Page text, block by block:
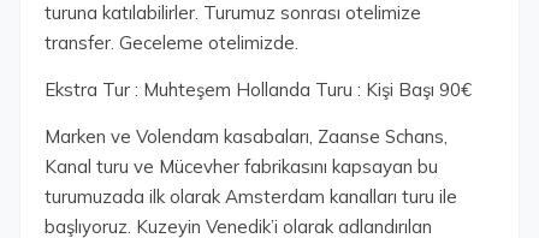
turuna katılabilirler. Turumuz sonrası otelimize
transfer. Geceleme otelimizde.
Ekstra Tur : Muhteşem Hollanda Turu : Kişi Başı 90€
Marken ve Volendam kasabaları, Zaanse Schans,
Kanal turu ve Mücevher fabrikasını kapsayan bu
turumuzada ilk olarak Amsterdam kanalları turu ile
başlıyoruz. Kuzeyin Venedik’i olarak adlandırılan